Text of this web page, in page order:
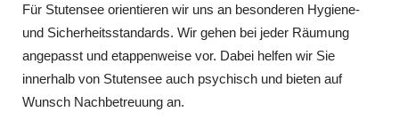
Für Stutensee orientieren wir uns an besonderen Hygiene-
und Sicherheitsstandards. Wir gehen bei jeder Räumung
angepasst und etappenweise vor. Dabei helfen wir Sie
innerhalb von Stutensee auch psychisch und bieten auf
Wunsch Nachbetreuung an.